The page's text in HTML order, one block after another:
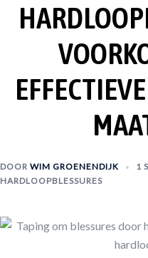
DOOR WIM GROENENDIJK
1
HARDLOOPBLESSURES